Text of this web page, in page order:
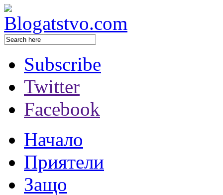
Subscribe
Twitter
Facebook
Начало
Приятели
Защо